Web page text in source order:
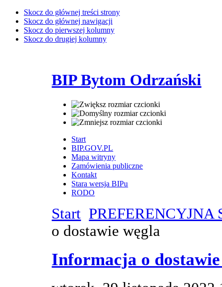
Skocz do głównej treści strony
Skocz do głównej nawigacji
Skocz do pierwszej kolumny
Skocz do drugiej kolumny
BIP Bytom Odrzański
Start
BIP.GOV.PL
Mapa witryny
Zamówienia publiczne
Kontakt
Stara wersja BIPu
RODO
Start PREFERENCYJNA
o dostawie węgla
Informacja o